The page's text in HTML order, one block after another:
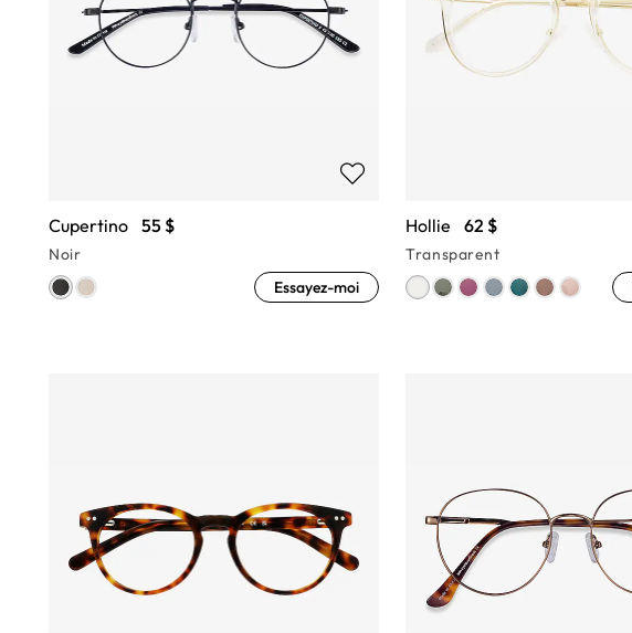
Cupertino 55 $
Noir
Essayez-moi
Hollie 62 $
Transparent